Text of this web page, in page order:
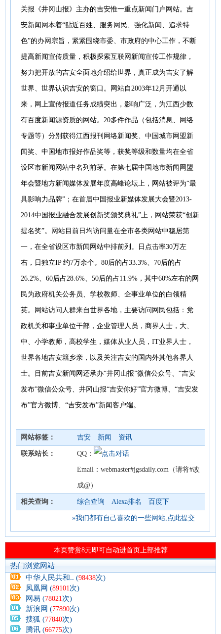
关报《井冈山报》主办的吉安惟一重点新闻门户网站。吉
安新闻网本着“贴近百姓、服务网民、强化新闻、追求特
色”的办网宗旨，紧紧围绕市委、市政府的中心工作，不断
提高新闻宣传质量，积极探索互联网新闻宣传工作规律，
努力把开放的吉安全面地介绍给世界，真正成为吉安了解
世界、世界认识吉安的窗口。网站自2003年12月开通以
来，网上宣传报道任务成绩突出，影响广泛，为江西少数
有百度新闻源资质的网站。20多件作品（包括消息、网络
专题等）分别获得江西报刊网络新闻奖、中国城市网盟新
闻奖、中国地市报好作品奖等，获奖等级和数量均在全省
设区市新闻网站中名列前茅。在第七届中国地市新闻网盟
年会暨地方新闻媒体发展年度高峰论坛上，网站被评为“最
具影响力品牌”；在首届中国报业新媒体发展大会暨2013-
2014中国报业融合发展创新奖颁奖典礼”上，网站荣获“创新
提名奖”。网站目前日均访问量在全市各类网站中稳居第
一，在全省设区市新闻网站中排前列。日点击率30万左
右，日独立IP 约7万余个。80后的占33.3%、70后的占
26.2%、60后占28.6%、50后的占11.9%，其中60%左右的网
民为政府机关公务员、学校教师、企事业单位的白领精
英。网站访问人群来自世界各地，主要访问网民包括：党
政机关和事业单位干部，企业管理人员，商界人士，大、
中、小学教师，高校学生，媒体从业人员，IT业界人士，
世界各地吉安籍乡亲，以及关注吉安的国内外其他各界人
士。目前吉安新闻网还承办“井冈山报”微信公众号、“吉安
发布”微信公众号、井冈山报“吉安你好”官方微博、“吉安发
布”官方微博、“吉安发布”新闻客户端。
网站标签： 吉安 新闻 资讯
联系站长： QQ：
Email：webmaster#jgsdaily.com（请将#改
成@）
相关查询： 综合查询 Alexa排名 百度下
»我们都有自己喜欢的一些网站,点此提交
热门浏览网站
中华人民共和.. (98438次)
凤凰网 (89101 次)
网易 (78021 次)
新浪网 (77890次)
搜狐 (77840次)
腾讯 (66775次)